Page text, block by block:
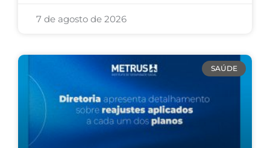
7 de agosto de 2026
SAÚDE